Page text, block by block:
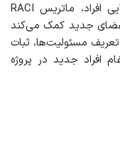
در زمان تغییر ساختار سازمان یا جابه‌جایی افراد، ماتریس RACI
اعضای جدید کمک می‌کند
مسئولیت‌ها، ثبات
افراد جدید در پروژه